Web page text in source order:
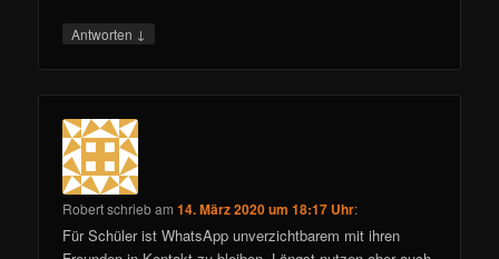
Antworten ↓
Robertschriebam14. März 2020 um 18:17 Uhr:
Für Schüler ist WhatsApp unverzichtbarem mit ihren